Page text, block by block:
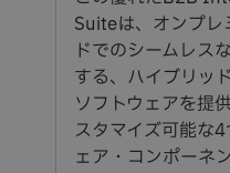
Suiteは、オンプレ
ドでのシームレス
する、ハイブリッ
ソフトウェアを提
スタマイズ可能な
ェア・コンポーネ